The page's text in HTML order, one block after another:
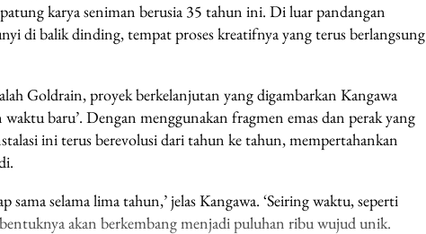
karya seniman berusia 35 tahun ini. Di luar pandangan
di balik dinding, tempat proses kreatifnya yang terus berlangsung
Goldrain, proyek berkelanjutan yang digambarkan Kangawa
waktu baru’. Dengan menggunakan fragmen emas dan perak yang
ini terus berevolusi dari tahun ke tahun, mempertahankan
sama selama lima tahun,’ jelas Kangawa. ‘Seiring waktu, seperti
akan berkembang menjadi puluhan ribu wujud unik.